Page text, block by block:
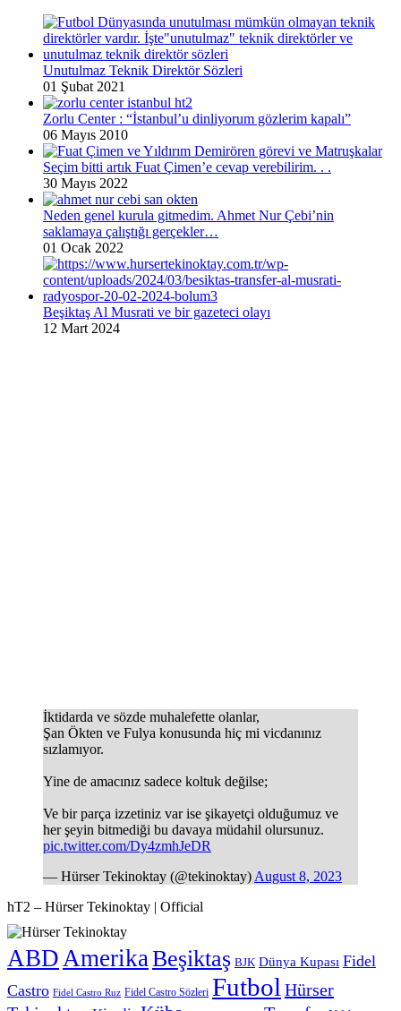
Unutulmaz Teknik Direktör Sözleri
01 Şubat 2021
Zorlu Center : “İstanbul’u dinliyorum gözlerim kapalı”
06 Mayıs 2010
Seçim bitti artık Fuat Çimen’e cevap verebilirim. . .
30 Mayıs 2022
Neden genel kurula gitmedim. Ahmet Nur Çebi’nin
saklamaya çalıştığı gerçekler…
01 Ocak 2022
Beşiktaş Al Musrati ve bir gazeteci olayı
12 Mart 2024
İktidarda ve sözde muhalefette olanlar,
Şan Ökten ve Fulya konusunda hiç mi vicdanınız
sızlamıyor.
Yine de amacınız sadece koltuk değilse;
Ve bir parça izzetiniz var ise şikayetçi olduğumuz ve
her şeyin bitmediği bu davaya müdahil olursunuz.
pic.twitter.com/Dy4zmhJeDR
— Hürser Tekinoktay (@tekinoktay) August 8, 2023
hT2 – Hürser Tekinoktay | Official
ABD Amerika Beşiktaş BJK Dünya Kupası Fidel
Castro Fidel Castro Ruz Fidel Castro Sözleri Futbol Hürser